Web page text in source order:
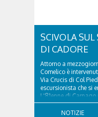
SCIVOLA
DI CADORE
Attorno a
Comelico è
Via Crucis di Col
escursionista che si
L'81enne di Carnago
comitiva e aveva
NOTIZIE